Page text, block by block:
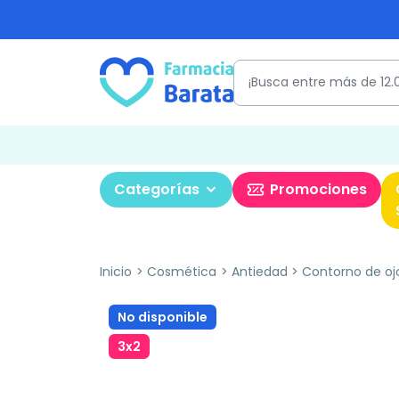
Categorías Promociones
Inicio Cosmética Antiedad Contorno de
No disponible
3x2